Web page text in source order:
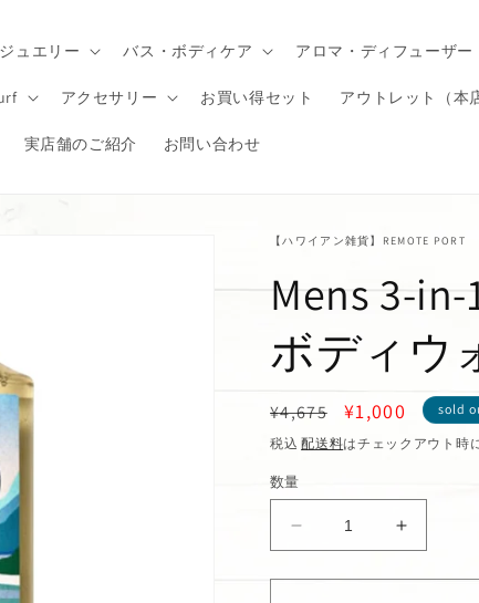
ュエリー バス・ボディケア アロマ・ディフューザー
アクセサリー お買い得セット アウトレット（本
実店舗のご紹介 お問い合わせ
【ハワイアン雑貨】REMOTE PORT
Mens 3-
ボディウ
通
常
価
格
¥4,675
セ
ー
価
格
¥1,000 sold
税込配送料はチェックアウト時
数量
3-
in-
Mens
3-
in-